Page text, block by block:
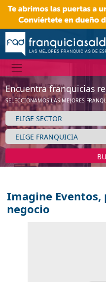
Encuentra franquicias
SELECCIONAMOS LAS MEJORES
Imagine Eventos,
negocio